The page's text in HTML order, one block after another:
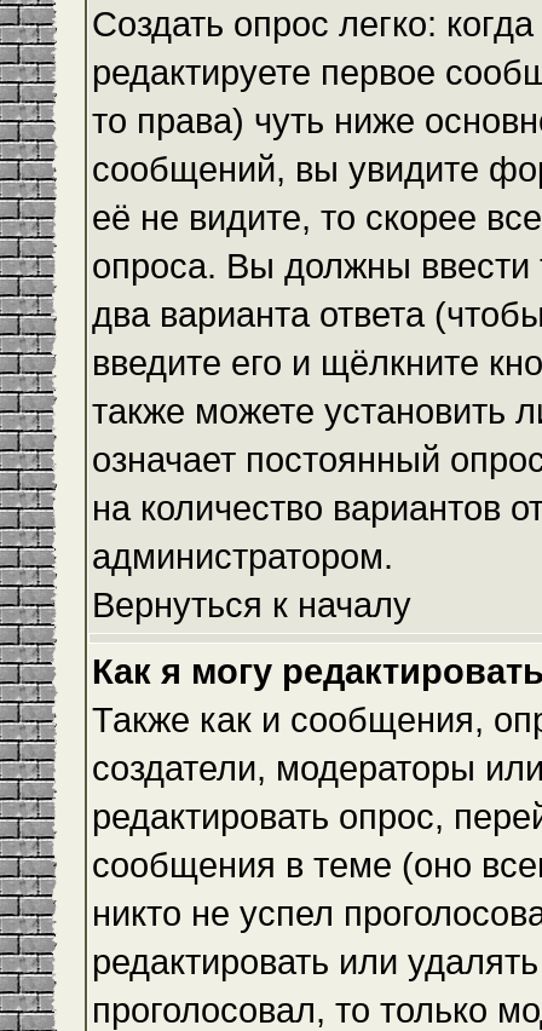
Создать опрос легко:
редактируете первое
то права) чуть ниже
сообщений, вы увидите
её не видите, то скорее
опроса. Вы должны
два варианта ответа
введите его и щёлкните
также можете установить
означает постоянный
на количество вариантов
администратором.
Вернуться к началу
Как я могу
Также как и сообщения,
создатели, модераторы
редактировать опрос,
сообщения в теме (оно
никто не успел
редактировать или
проголосовал, то только